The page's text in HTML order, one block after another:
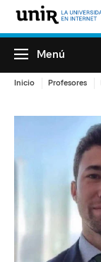
Menú
Inicio Profesores